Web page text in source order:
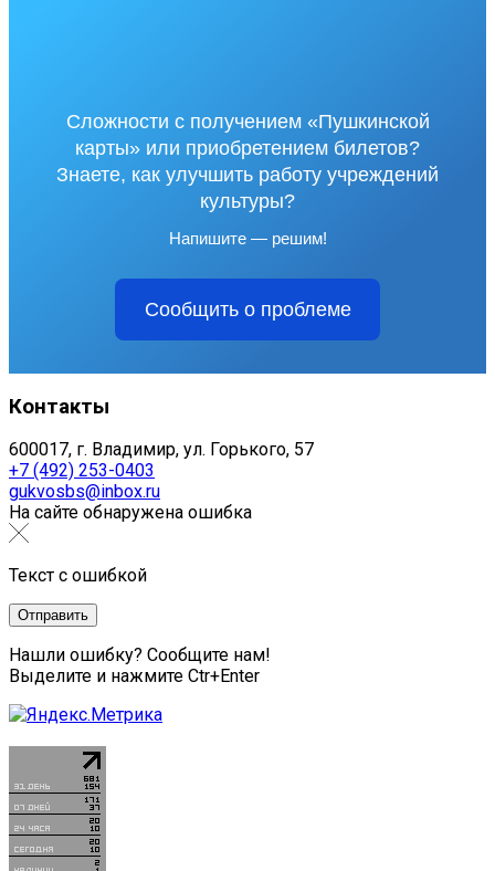
Сложности с получением «Пушкинской
карты» или приобретением билетов?
Знаете, как улучшить работу учреждений
культуры?
Напишите — решим!
Сообщить о проблеме
Контакты
600017, г. Владимир, ул. Горького, 57
+7 (492) 253-0403
gukvosbs@inbox.ru
На сайте обнаружена ошибка
Текст с ошибкой
Нашли ошибку? Сообщите нам!
Выделите и нажмите Ctr+Enter